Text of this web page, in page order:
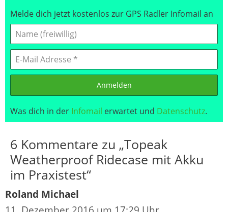
Melde dich jetzt kostenlos zur GPS Radler Infomail an
Anmelden
Was dich in der Infomail erwartet und Datenschutz.
6 Kommentare zu „Topeak
Weatherproof Ridecase mit Akku
im Praxistest“
Roland Michael